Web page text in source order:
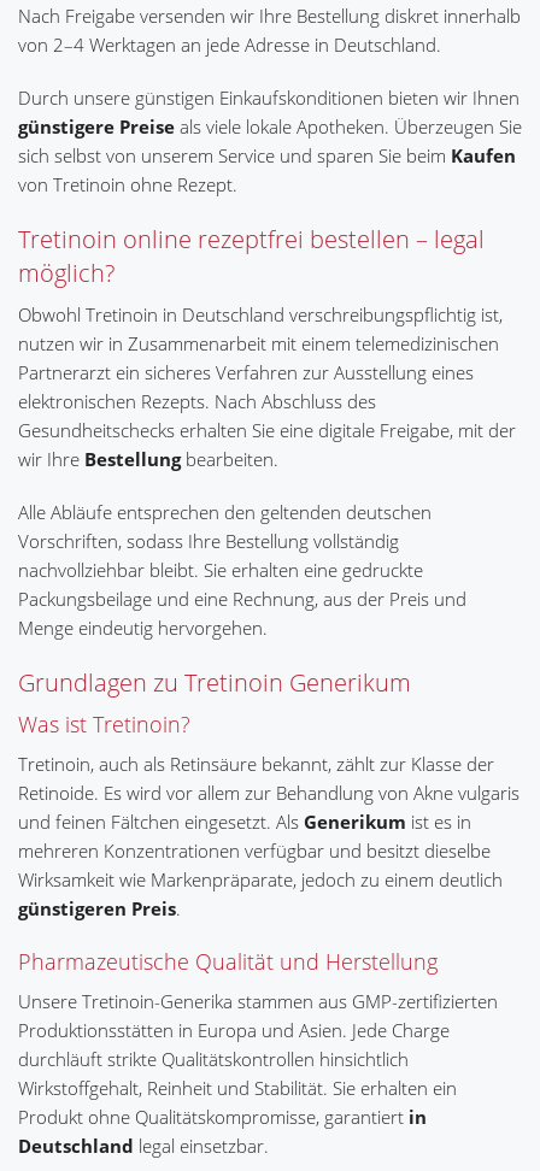
Nach Freigabe versenden wir Ihre Bestellung diskret innerhalb
von 2–4 Werktagen an jede Adresse in Deutschland.
Durch unsere günstigen Einkaufskonditionen bieten wir Ihnen
günstigere Preise als viele lokale Apotheken. Überzeugen Sie
sich selbst von unserem Service und sparen Sie beim Kaufen
von Tretinoin ohne Rezept.
Tretinoin online rezeptfrei bestellen – legal
möglich?
Obwohl Tretinoin in Deutschland verschreibungspflichtig ist,
nutzen wir in Zusammenarbeit mit einem telemedizinischen
Partnerarzt ein sicheres Verfahren zur Ausstellung eines
elektronischen Rezepts. Nach Abschluss des
Gesundheitschecks erhalten Sie eine digitale Freigabe, mit der
wir Ihre Bestellungbearbeiten.
Alle Abläufe entsprechen den geltenden deutschen
Vorschriften, sodass Ihre Bestellung vollständig
nachvollziehbar bleibt. Sie erhalten eine gedruckte
Packungsbeilage und eine Rechnung, aus der Preis und
Menge eindeutig hervorgehen.
Grundlagen zu Tretinoin Generikum
Was ist Tretinoin?
Tretinoin, auch als Retinsäure bekannt, zählt zur Klasse der
Retinoide. Es wird vor allem zur Behandlung von Akne vulgaris
und feinen Fältchen eingesetzt. Als Generikum ist es in
mehreren Konzentrationen verfügbar und besitzt dieselbe
Wirksamkeit wie Markenpräparate, jedoch zu einem deutlich
günstigeren Preis.
Pharmazeutische Qualität und Herstellung
Unsere Tretinoin-Generika stammen aus GMP-zertifizierten
Produktionsstätten in Europa und Asien. Jede Charge
durchläuft strikte Qualitätskontrollen hinsichtlich
Wirkstoffgehalt, Reinheit und Stabilität. Sie erhalten ein
Produkt ohne Qualitätskompromisse, garantiert in
Deutschland legal einsetzbar.